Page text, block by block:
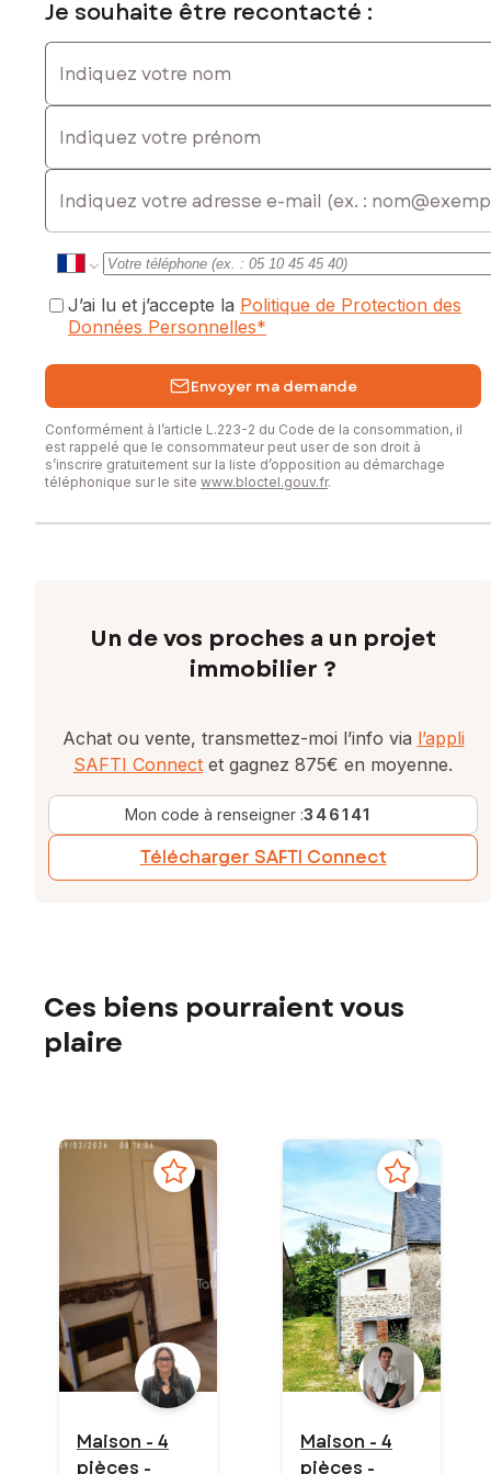
Je souhaite être recontacté :
Indiquez votre nom
Indiquez votre prénom
E-mail
J’ai lu et j’accepte la Politique de Protection des
Données Personnelles*
Envoyer ma demande
Conformément à l’article L.223-2 du Code de la consommation, il
est rappelé que le consommateur peut user de son droit à
s’inscrire gratuitement sur la liste d’opposition au démarchage
téléphonique sur le site www.bloctel.gouv.fr.
Un de vos proches a un projet
immobilier ?
Achat ou vente, transmettez-moi l’info via l’appli
SAFTI Connect et gagnez 875€ en moyenne.
Mon code à renseigner :346141
Télécharger SAFTI Connect
Ces biens pourraient vous
plaire
Maison - 4
pièces -
Maison - 4
pièces -